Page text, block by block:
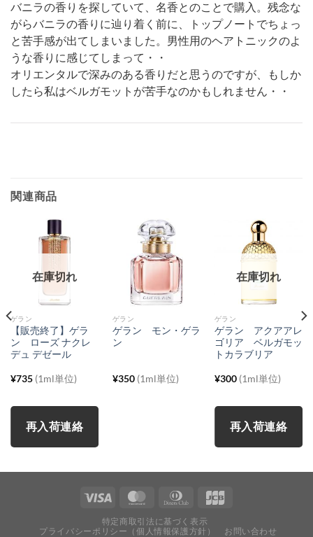
バニラの香りを探していて、名香とのことで購入。残念な
がらバニラの香りに辿り着く前に、トップノートでちょっ
と苦手感が出てしまいました。男性用のヘアトニックのよ
うな香りに感じてしまって・・
オリエンタルで深みのある香りだと思うのですが、もしか
したら私はベルガモットが苦手なのかもしれません・・
関連商品
在庫切れ
ゲラン
【販売終了】ゲラ
ン ローズ ナクレ
デュ デゼール
¥735 (1ml単位)
再入荷連絡
ゲラン
ゲラン モン・ゲラ
ン
¥350 (1ml単位)
在庫切れ
ゲラン
ゲラン アクアアレ
ゴリア ベルガモッ
トカラブリア
¥300 (1ml単位)
再入荷連絡
特定商取引法に基づく表示
プライバシーポリシー（個人情報保護方針）
お問い合わせ